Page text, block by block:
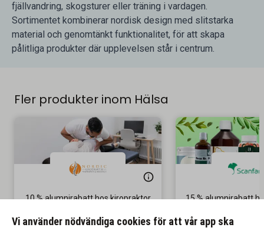
fjällvandring, skogsturer eller träning i vardagen.
Sortimentet kombinerar nordisk design med slitstarka
material och genomtänkt funktionalitet, för att skapa
pålitliga produkter där upplevelsen står i centrum.
Fler produkter inom Hälsa
10 % alumnirabatt hos kiropraktor
Gäller återbesök
15 % alumnirabatt
Vi använder nödvändiga cookies för att vår app ska